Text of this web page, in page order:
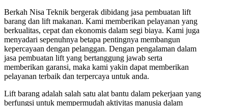
Berkah Nisa Teknik bergerak dibidang jasa pembuatan lift
barang dan lift makanan. Kami memberikan pelayanan yang
berkualitas, cepat dan ekonomis dalam segi biaya. Kami juga
menyadari sepenuhnya betapa pentingnya membangun
kepercayaan dengan pelanggan. Dengan pengalaman dalam
jasa pembuatan lift yang bertanggung jawab serta
memberikan garansi, maka kami yakin dapat memberikan
pelayanan terbaik dan terpercaya untuk anda.
Lift barang adalah salah satu alat bantu dalam pekerjaan yang
berfungsi untuk mempermudah aktivitas manusia dalam